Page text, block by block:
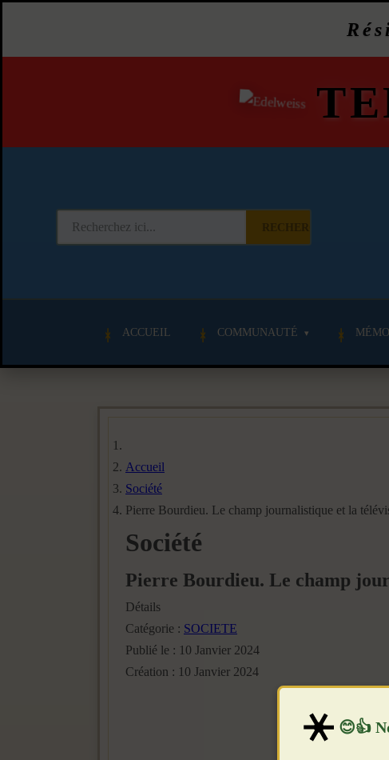
ACCUEIL COMMUNAUTÉ
Accueil
Société
Pierre Bourdieu. Le champ journalistique et la
Société
Pierre Bourdieu. Le champ
Détails
Catégorie : SOCIETE
Publié le : 10 Janvier 2024
Création : 10 Janvier 2024